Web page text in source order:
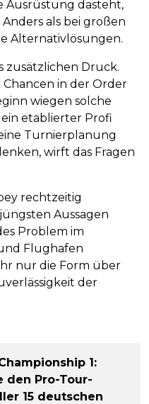
Ausrüstung dasteht,
als bei großen
Alternativlösungen.
zusätzlichen Druck.
in der Order
wiegen solche
etablierter Profi
Turnierplanung
wirft das Fragen
rechtzeitig
Aussagen
Problem im
Flughafen
nur die Form über
der
1:
den Pro-Tour-
15 deutschen